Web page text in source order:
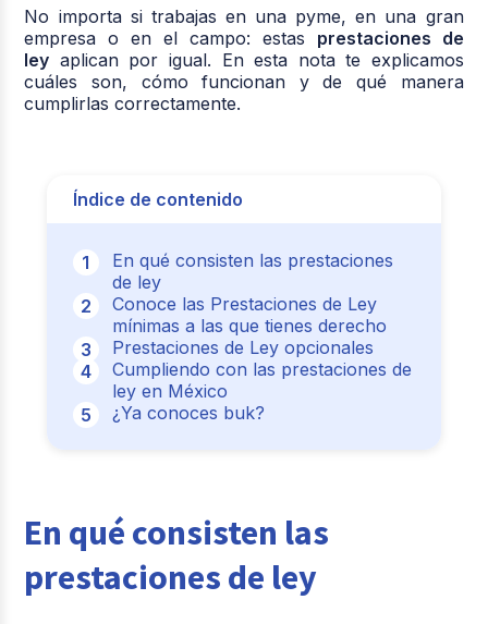
No importa si trabajas en una pyme, en una gran
empresa o en el campo: estas prestaciones de
ley aplican por igual. En esta nota te explicamos
cuáles son, cómo funcionan y de qué manera
cumplirlas correctamente.
Índice de contenido
En qué consisten las prestaciones
de ley
Conoce las Prestaciones de Ley
mínimas a las que tienes derecho
Prestaciones de Ley opcionales
Cumpliendo con las prestaciones de
ley en México
¿Ya conoces buk?
En qué consisten las
prestaciones de ley